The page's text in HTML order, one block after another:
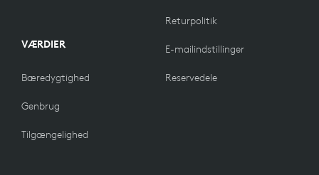
VÆRDIER
Bæredygtighed
Genbrug
Tilgængelighed
Returpolitik
E-mailindstillinger
Reservedele